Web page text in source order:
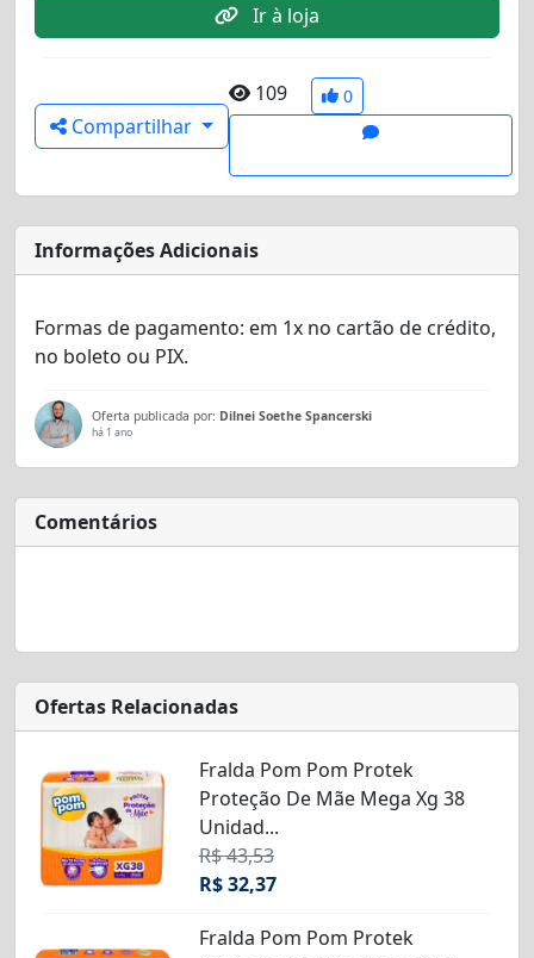
Ir à loja
Compartilhar
109 0
Informações Adicionais
Formas de pagamento: em 1x no cartão de crédito,
no boleto ou PIX.
Oferta publicada por: Dilnei Soethe Spancerski
há 1 ano
Comentários
Ofertas Relacionadas
Fralda Pom Pom Protek
Proteção De Mãe Mega Xg 38
Unidad...
R$ 43,53
R$ 32,37
Fralda Pom Pom Protek